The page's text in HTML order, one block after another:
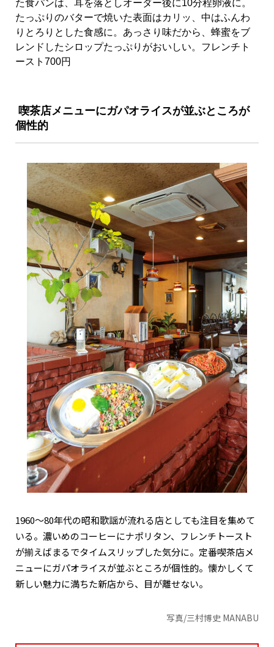
た食パンは、耳を落としオーダー後に10分程卵液に。
たっぷりのバターで焼いた表面はカリッ、中はふんわ
りとろりとした食感に。あっさり味だから、蜂蜜をブ
レンドしたシロップたっぷりがおいしい。フレンチト
ースト700円
喫茶店メニューにガパオライスが並ぶところが
個性的
1960～80年代の昭和歌謡が流れる店としても注目を集めて
いる。濃いめのコーヒーにナポリタン、フレンチトースト
が揃えばまるでタイムスリップした気分に。定番喫茶店メ
ニューにガパオライスが並ぶところが個性的。懐かしくて
新しい魅力に満ちた新店から、目が離せない。
写真/三村博史 MANABU